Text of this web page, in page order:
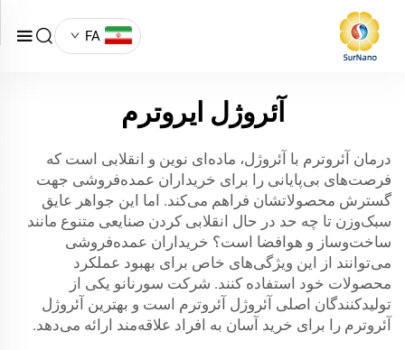
FA
آئروژل ایروترم
درمان آئروترم با آئروژل، ماده‌ای نوین و انقلابی است که
فرصت‌های بی‌پایانی را برای خریداران عمده‌فروشی جهت
گسترش محصولاتشان فراهم می‌کند. اما این جواهر عایق
سبک‌وزن تا چه حد در حال انقلابی کردن صنایعی متنوع مانند
ساخت‌وساز و هوافضا است؟ خریداران عمده‌فروشی
می‌توانند از این ویژگی‌های خاص برای بهبود عملکرد
محصولات خود استفاده کنند. شرکت سورنانو یکی از
تولیدکنندگان اصلی آئروژل آئروترم است و بهترین آئروژل
آئروترم را برای خرید آسان به افراد علاقه‌مند ارائه می‌دهد.